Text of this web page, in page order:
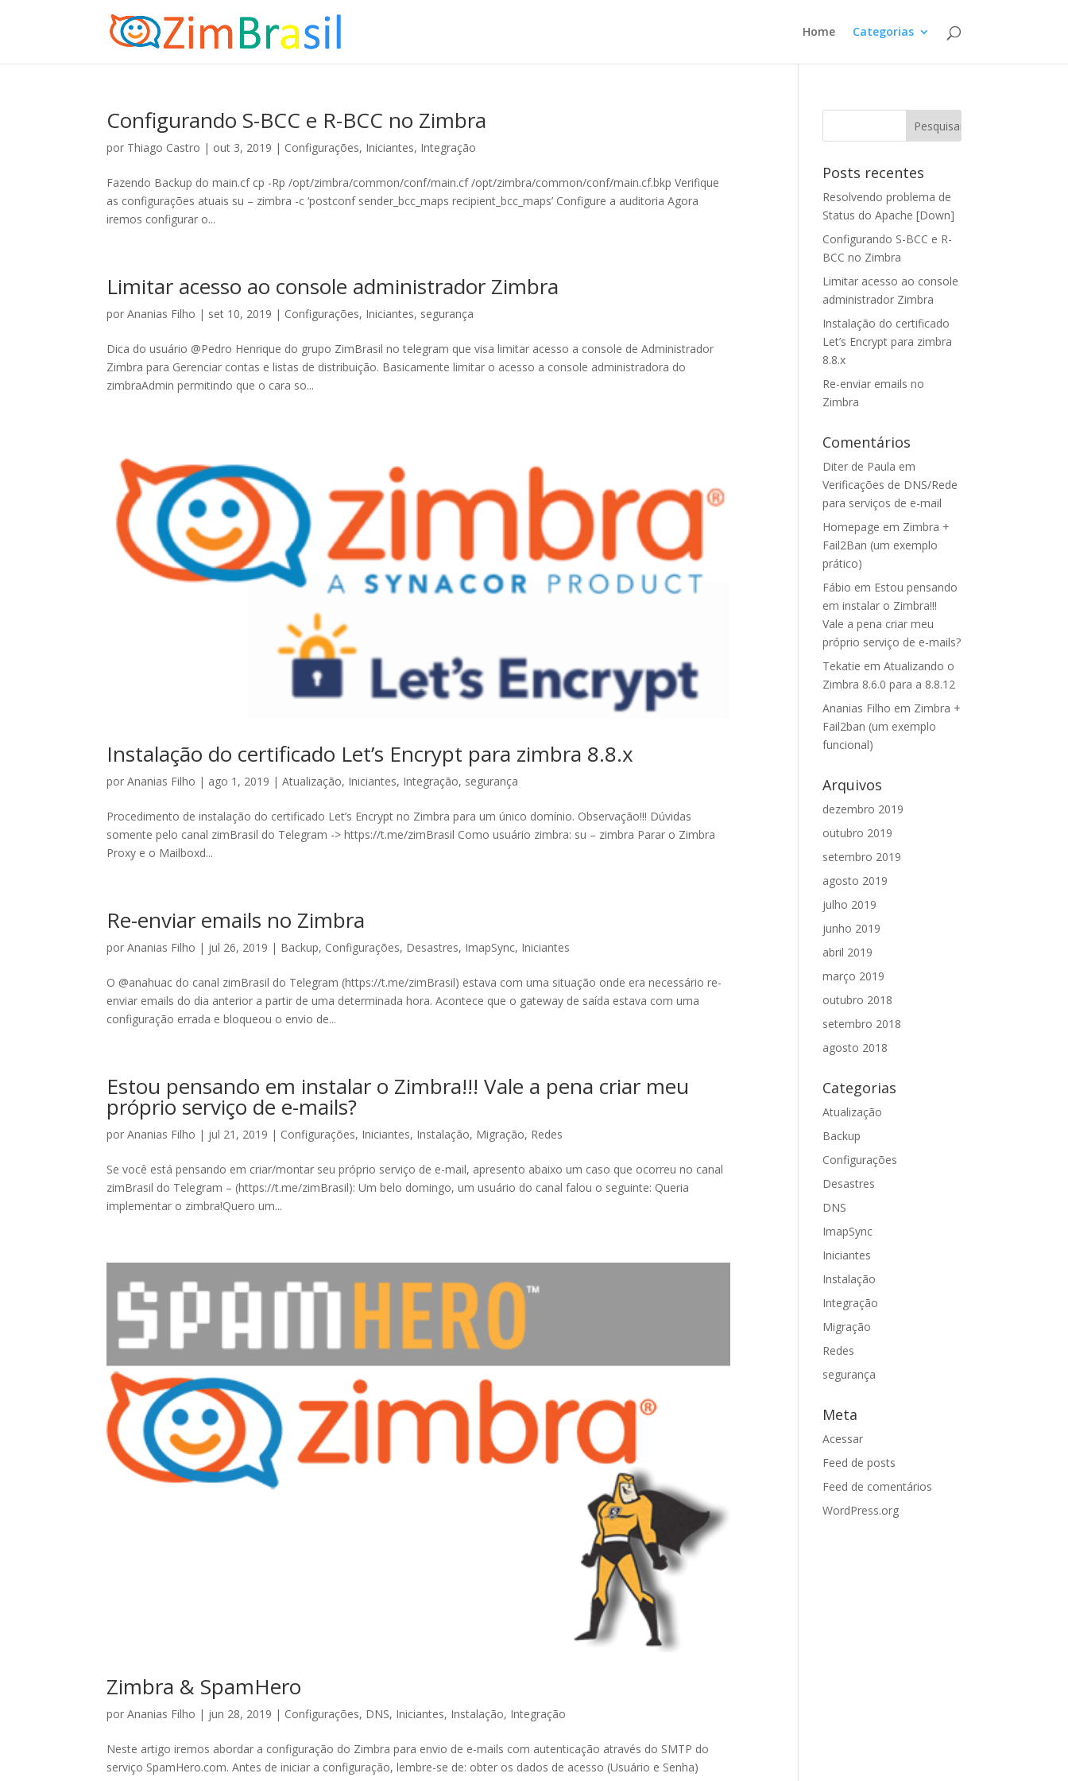
Home Categorias
Configurando S-BCC e R-BCC no Zimbra
por Thiago Castro | out 3, 2019 | Configurações, Iniciantes, Integração
Fazendo Backup do main.cf cp -Rp /opt/zimbra/common/conf/main.cf /opt/zimbra/common/conf/main.cf.bkp Verifique
as configurações atuais su – zimbra -c ‘postconf sender_bcc_maps recipient_bcc_maps’ Configure a auditoria Agora
iremos configurar o...
Limitar acesso ao console administrador Zimbra
porAnanias Filho | set 10, 2019 | Configurações, Iniciantes, segurança
Dica do usuário @Pedro Henrique do grupo ZimBrasil no telegram que visa limitar acesso a console de Administrador
Zimbra para Gerenciar contas e listas de distribuição. Basicamente limitar o acesso a console administradora do
zimbraAdmin permitindo que o cara so...
Instalação do certificado Let’s Encrypt para zimbra 8.8.x
porAnanias Filho | ago 1, 2019 |Atualização, Iniciantes, Integração, segurança
Procedimento de instalação do certificado Let’s Encrypt no Zimbra para um único domínio. Observação!!! Dúvidas
somente pelo canal zimBrasil do Telegram -> https://t.me/zimBrasil Como usuário zimbra: su – zimbra Parar o Zimbra
Proxy e o Mailboxd...
Re-enviar emails no Zimbra
porAnanias Filho | jul 26, 2019 | Backup, Configurações, Desastres, ImapSync, Iniciantes
O @anahuac do canal zimBrasil do Telegram (https://t.me/zimBrasil) estava com uma situação onde era necessário re-
enviar emails do dia anterior a partir de uma determinada hora. Acontece que o gateway de saída estava com uma
configuração errada e bloqueou o envio de...
Estou pensando em instalar o Zimbra!!! Vale a pena criar meu
próprio serviço de e-mails?
porAnanias Filho | jul 21, 2019 | Configurações, Iniciantes, Instalação, Migração, Redes
Se você está pensando em criar/montar seu próprio serviço de e-mail, apresento abaixo um caso que ocorreu no canal
zimBrasil do Telegram – (https://t.me/zimBrasil): Um belo domingo, um usuário do canal falou o seguinte: Queria
implementar o zimbra!Quero um...
Zimbra & SpamHero
porAnanias Filho | jun 28, 2019 | Configurações, DNS, Iniciantes, Instalação, Integração
Neste artigo iremos abordar a configuração do Zimbra para envio de e-mails com autenticação através do SMTP do
serviço SpamHero.com. Antes de iniciar a configuração, lembre-se de: obter os dados de acesso (Usuário e Senha)
Posts recentes
Resolvendo problema de
Status do Apache [Down]
Configurando S-BCC e R-
BCC no Zimbra
Limitar acesso ao console
administrador Zimbra
Instalação do certificado
Let’s Encrypt para zimbra
8.8.x
Re-enviar emails no
Zimbra
Comentários
Diter de Paula em
Verificações de DNS/Rede
para serviços de e-mail
Homepage em Zimbra +
Fail2Ban (um exemplo
prático)
Fábio em Estou pensando
em instalar o Zimbra!!!
Vale a pena criar meu
próprio serviço de e-mails?
Tekatie emAtualizando o
Zimbra 8.6.0 para a 8.8.12
Ananias Filho em Zimbra +
Fail2ban (um exemplo
funcional)
Arquivos
dezembro 2019
outubro 2019
setembro 2019
agosto 2019
julho 2019
junho 2019
abril 2019
março 2019
outubro 2018
setembro 2018
agosto 2018
Categorias
Atualização
Backup
Configurações
Desastres
DNS
ImapSync
Iniciantes
Instalação
Integração
Migração
Redes
segurança
Meta
Acessar
Feed de posts
Feed de comentários
WordPress.org